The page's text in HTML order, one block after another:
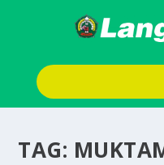
TAG: